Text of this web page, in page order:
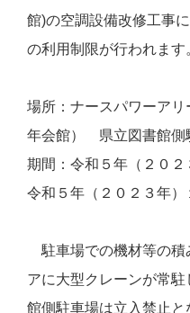
館)の空調設備改修工事
の利用制限が行われます
場所：ナースパワーア
年会館） 県立図書館側
期間：令和５年（２０
令和５年（２０２３年）
駐車場での機材等の積
アに大型クレーンが常
館側駐車場は立入禁止